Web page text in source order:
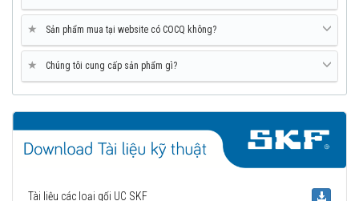
★ Sản phẩm mua tại website có COCQ không?
★ Chúng tôi cung cấp sản phẩm gì?
Tài liệu các loại gối UC SKF